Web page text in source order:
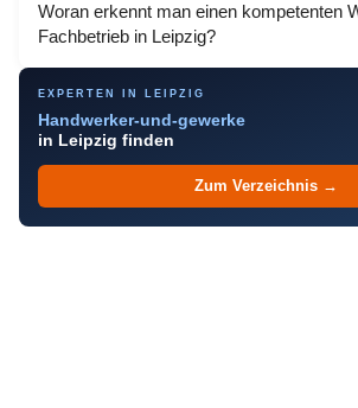
Woran erkennt man einen kompetenten
Fachbetrieb in Leipzig?
EXPERTEN IN LEIPZIG
Handwerker-und-gewerke
in Leipzig finden
Zum Verzeichnis →